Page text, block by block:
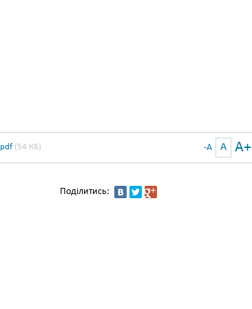
pdf (54 КБ) -A A A+
Поділитись: